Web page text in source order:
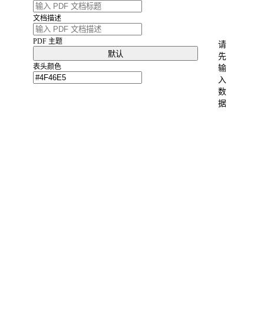
20
21
22
23
24
文档描述
PDF 主题
默认
表头颜色
请
先
输
入
数
据